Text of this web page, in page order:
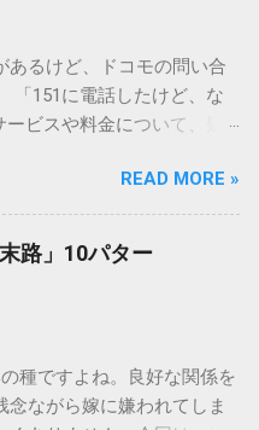
説します。 墨汁を「排水
て水です。これらは非常に
め、下水処理や配管維持
。 1. 環境への深刻な負荷
を完全に分解・除去するこ
流し続けると河川や海まで
響を及ぼすリスクがあり
汁の粘度を保っている「膠
す。特に築年数が経過した
、修理費用が高額になる
固なシミと汚れの沈着 陶器
あるけど、ドコモの問い合
「151に電話したけど、な
ビスや料金について、疑
用電話番号「151」ですよ
で 営業しているの？」「
営業時間がわからず、な
しれません。 この記事で
が繋がりやすい時間帯、さ
法をわかりやすく解説し
ョンセンター「151」の受付
です。 年中無休で、土日
READ MORE »
路」10パター
種ですよね。良好な関係を
ながら嫁に嫌われてしま